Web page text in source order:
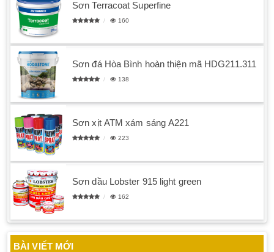
Sơn Terracoat Superfine
160
Sơn đá Hòa Bình hoàn thiện mã HDG211.311
138
Sơn xịt ATM xám sáng A221
223
Sơn dầu Lobster 915 light green
162
BÀI VIẾT MỚI